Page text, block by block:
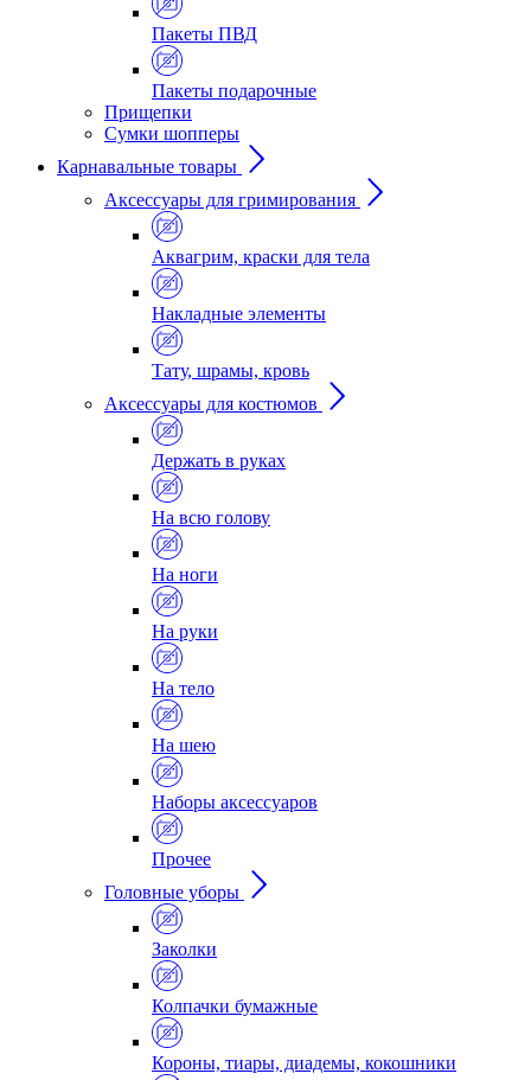
Пакеты ПВД
Пакеты подарочные
Прищепки
Сумки шопперы
Карнавальные товары
Аксессуары для гримирования
Аквагрим, краски для тела
Накладные элементы
Тату, шрамы, кровь
Аксессуары для костюмов
Держать в руках
На всю голову
На ноги
На руки
На тело
На шею
Наборы аксессуаров
Прочее
Головные уборы
Заколки
Колпачки бумажные
Короны, тиары, диадемы, кокошники